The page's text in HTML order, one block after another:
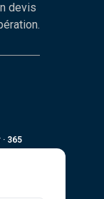
devis
365